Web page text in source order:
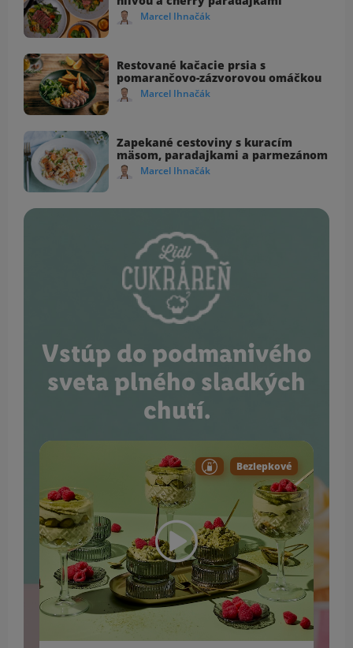
Marcel Ihnačák
Restované kačacie prsia s
pomarančovo-zázvorovou omáčkou
Marcel Ihnačák
Zapekané cestoviny s kuracím
mäsom, paradajkami a parmezánom
Marcel Ihnačák
Vstúp do podmanivého
sveta plného sladkých
chutí.
Bezlepkové